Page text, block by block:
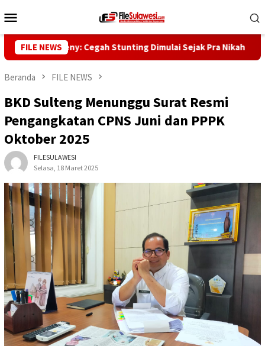
ke
Mobile
FILE NEWS
Reny: Cegah Stunting Dimulai Sejak Pra Nikah
Beranda FILE NEWS
BKD Sulteng Menunggu Surat Resmi
Pengangkatan CPNS Juni dan PPPK
Oktober 2025
FILESULAWESI
Selasa, 18 Maret 2025